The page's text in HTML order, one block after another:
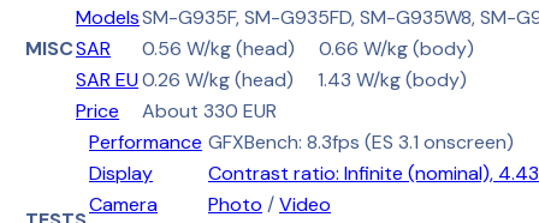
MISC
ModelsSM-G935F, SM-G935FD, SM-G935W8, SM-
SAR
0.56 W/kg (head) 0.66 W/kg (body)
SAR EU0.26 W/kg (head) 1.43 W/kg (body)
Price
About 330 EUR
Performance GFXBench: 8.3fps (ES 3.1 onscreen)
Display
Contrast ratio: Infinite (nominal),
Camera
Photo /Video